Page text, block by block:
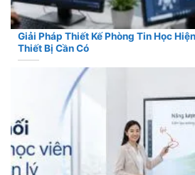
Giải Pháp Thiết Kế Phòng Tin Học
Thiết Bị Cần Có